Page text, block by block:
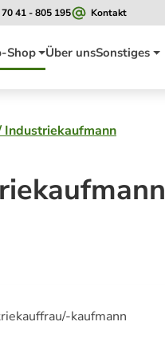
70 41 - 805 195 Kontakt
Shop Über unsSonstiges